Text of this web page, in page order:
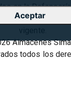
Aceptar
en la
07-2024,
Almacenes
todos los